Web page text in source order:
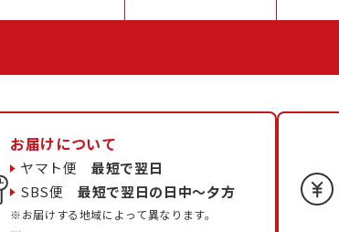
お届けについて
ヤマト便最短で翌日
SBS便最短で翌日の日中〜夕方
※お届けする地域によって異なります。